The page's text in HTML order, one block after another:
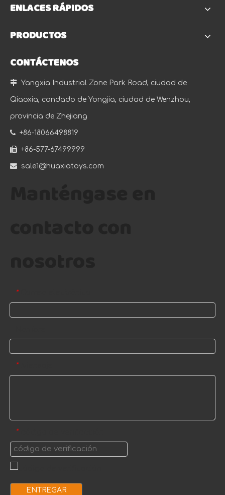
ENLACES RÁPIDOS
PRODUCTOS
CONTÁCTENOS
 Yangxia Industrial Zone Park Road, ciudad de
Qiaoxia, condado de Yongjia, ciudad de Wenzhou,
provincia de Zhejiang
 +86-18066498819
 +86-577-67499999
 sale1@huaxiatoys.com
*
*
*
ENTREGAR